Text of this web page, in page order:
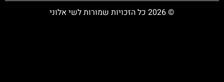
© 2026 כל הזכויות שמורות לשי אלוני